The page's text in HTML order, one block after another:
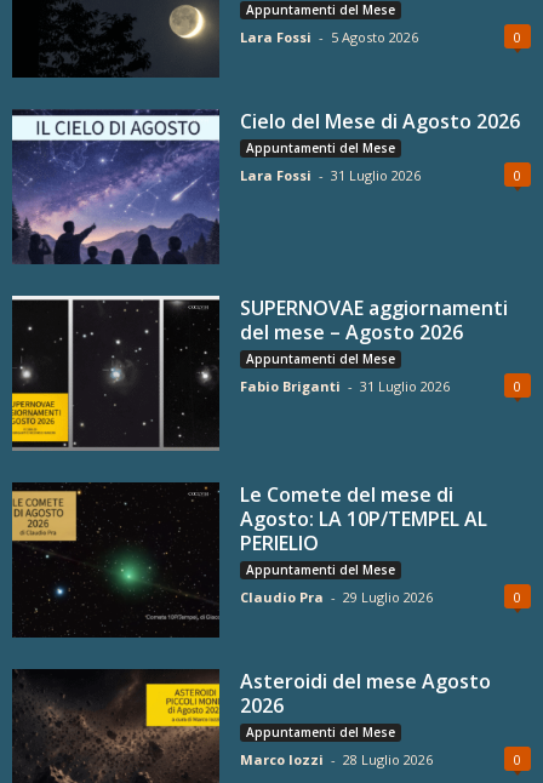
Appuntamenti del Mese
Lara Fossi - 5 Agosto 2026 0
Cielo del Mese di Agosto 2026
Appuntamenti del Mese
Lara Fossi - 31 Luglio 2026 0
SUPERNOVAE aggiornamenti
del mese – Agosto 2026
Appuntamenti del Mese
Fabio Briganti - 31 Luglio 2026 0
Le Comete del mese di
Agosto: LA 10P/TEMPEL AL
PERIELIO
Appuntamenti del Mese
Claudio Pra - 29 Luglio 2026 0
Asteroidi del mese Agosto
2026
Appuntamenti del Mese
Marco Iozzi - 28 Luglio 2026 0